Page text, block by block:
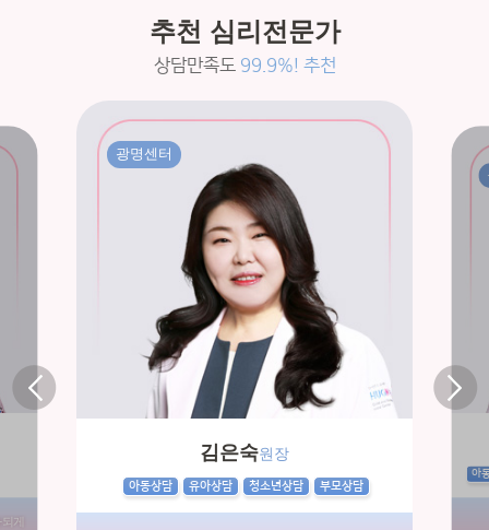
추천 심리전문가
상담만족도 99.9%! 추천
게
광명센터
김은숙원장
아동상담 유아상담 청소년상담 부모상담
아